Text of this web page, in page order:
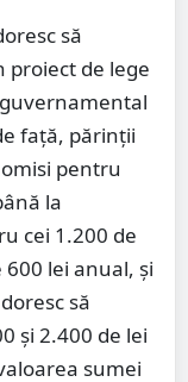
să
proiect de lege
față, părinții
pentru
la
cei 1.200 de
lei anual, și
să
și 2.400 de lei
sumei